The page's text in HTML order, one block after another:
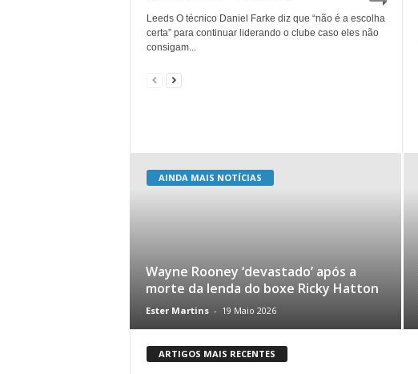
Leeds O técnico Daniel Farke diz que “não é a escolha
certa” para continuar liderando o clube caso eles não
consigam...
AINDA MAIS NOTÍCIAS
Wayne Rooney ‘devastado’ após a
morte da lenda do boxe Ricky Hatton
Ester Martins - 19 Maio 2026
ARTIGOS MAIS RECENTES